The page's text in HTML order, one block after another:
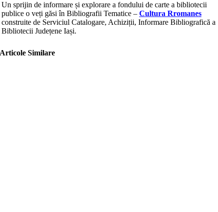
Un sprijin de informare și explorare a fondului de carte a bibliotecii
publice o veți găsi în Bibliografii Tematice – Cultura Rromanes
construite de Serviciul Catalogare, Achiziții, Informare Bibliografică a
Bibliotecii Județene Iași.
Articole Similare